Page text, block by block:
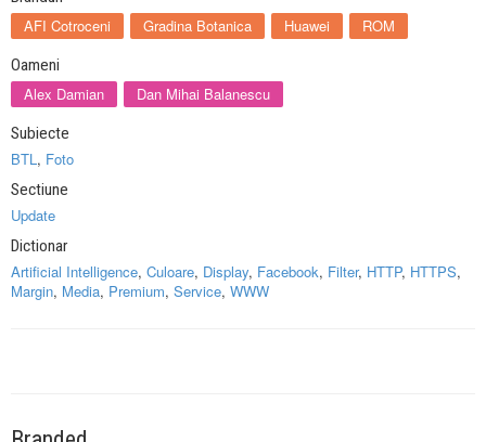
AFI Cotroceni Gradina Botanica Huawei ROM
Oameni
Alex Damian Dan Mihai Balanescu
Subiecte
BTL, Foto
Sectiune
Update
Dictionar
Artificial Intelligence, Culoare, Display, Facebook, Filter, HTTP, HTTPS,
Margin, Media, Premium, Service, WWW